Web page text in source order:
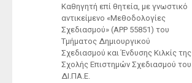
Καθηγητή επί θητεία, με γνωστικό
αντικείμενο «Μεθοδολογίες
Σχεδιασμού» (ΑΡΡ 55851) του
Τμήματος Δημιουργικού
Σχεδιασμού και Ένδυσης Κιλκίς της
Σχολής Επιστημών Σχεδιασμού του
ΔΙ.ΠΑ.Ε.